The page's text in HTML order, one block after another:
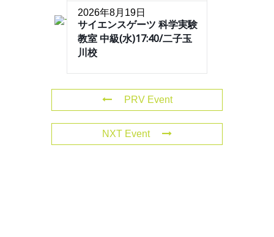
2026年8月19日
サイエンスゲーツ 科学実験
教室 中級(水)17:40/二子玉
川校
PRV Event
NXT Event